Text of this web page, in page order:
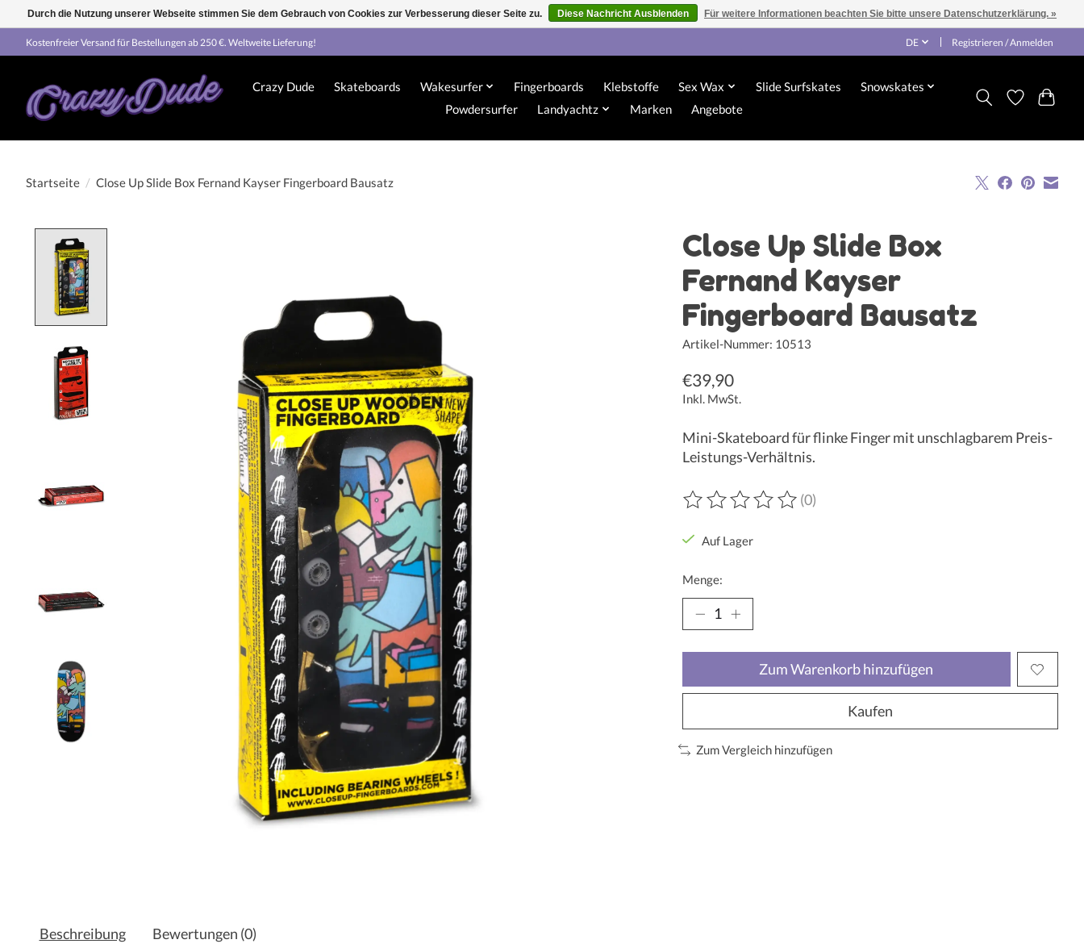
Kostenfreier Versand für Bestellungen ab 250 €. Weltweite Lieferung! DE Registrieren / Anmelden
Crazy Dude Skateboards Wakesurfer Fingerboards Klebstoffe Sex Wax Slide Surfskates
Snowskates
Powdersurfer
Landyachtz Marken Angebote
Startseite / Close Up Slide Box Fernand Kayser Fingerboard Bausatz
Close Up Slide Box
Fernand Kayser
Fingerboard Bausatz
Artikel-Nummer: 10513
€39,90
Inkl. MwSt.
Mini-Skateboard für flinke Finger mit unschlagbarem Preis-
Leistungs-Verhältnis.
Die Bewertung dieses Produkts ist
(0)
Auf Lager
Menge:
Zum Warenkorb hinzufügen
Kaufen
Zum Vergleich hinzufügen
Beschreibung Bewertungen (0)
Durch die Nutzung unserer Webseite stimmen Sie dem Gebrauch von Cookies zur Verbesserung dieser Seite zu. Diese Nachricht Ausblenden Für weitere Informationen beachten Sie bitte unsere Datenschutzerklärung. »